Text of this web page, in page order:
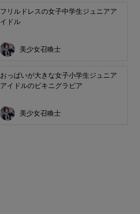
フリルドレスの女子中学生ジュニアア
イドル
美少女召喚士
おっぱいが大きな女子小学生ジュニア
アイドルのビキニグラビア
美少女召喚士